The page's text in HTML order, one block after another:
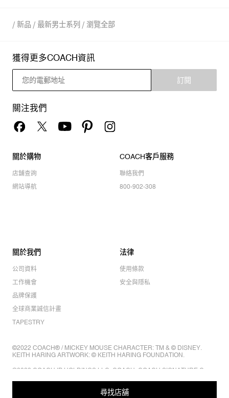
尋找店舖
/ 新品 / 最新男士系列 / 瀏覽全部
獲得更多COACH資訊
訂閱
關注我們
關於購物
店舖查詢
網站導航
COACH客戶服務
聯絡我們
800-902-308
關於我們
公司資料
工作機會
品牌保護
全球商業誠信計畫
TAPESTRY
法律
使用條款
安全與隱私
©2022 COACH® / MICKEY MOUSE CHARACTER: TM & © DISNEY.
KEITH HARING ARTWORK: © KEITH HARING FOUNDATION.
©2022 COACH IP HOLDINGS LLC. COACH, COACH SIGNATURE C